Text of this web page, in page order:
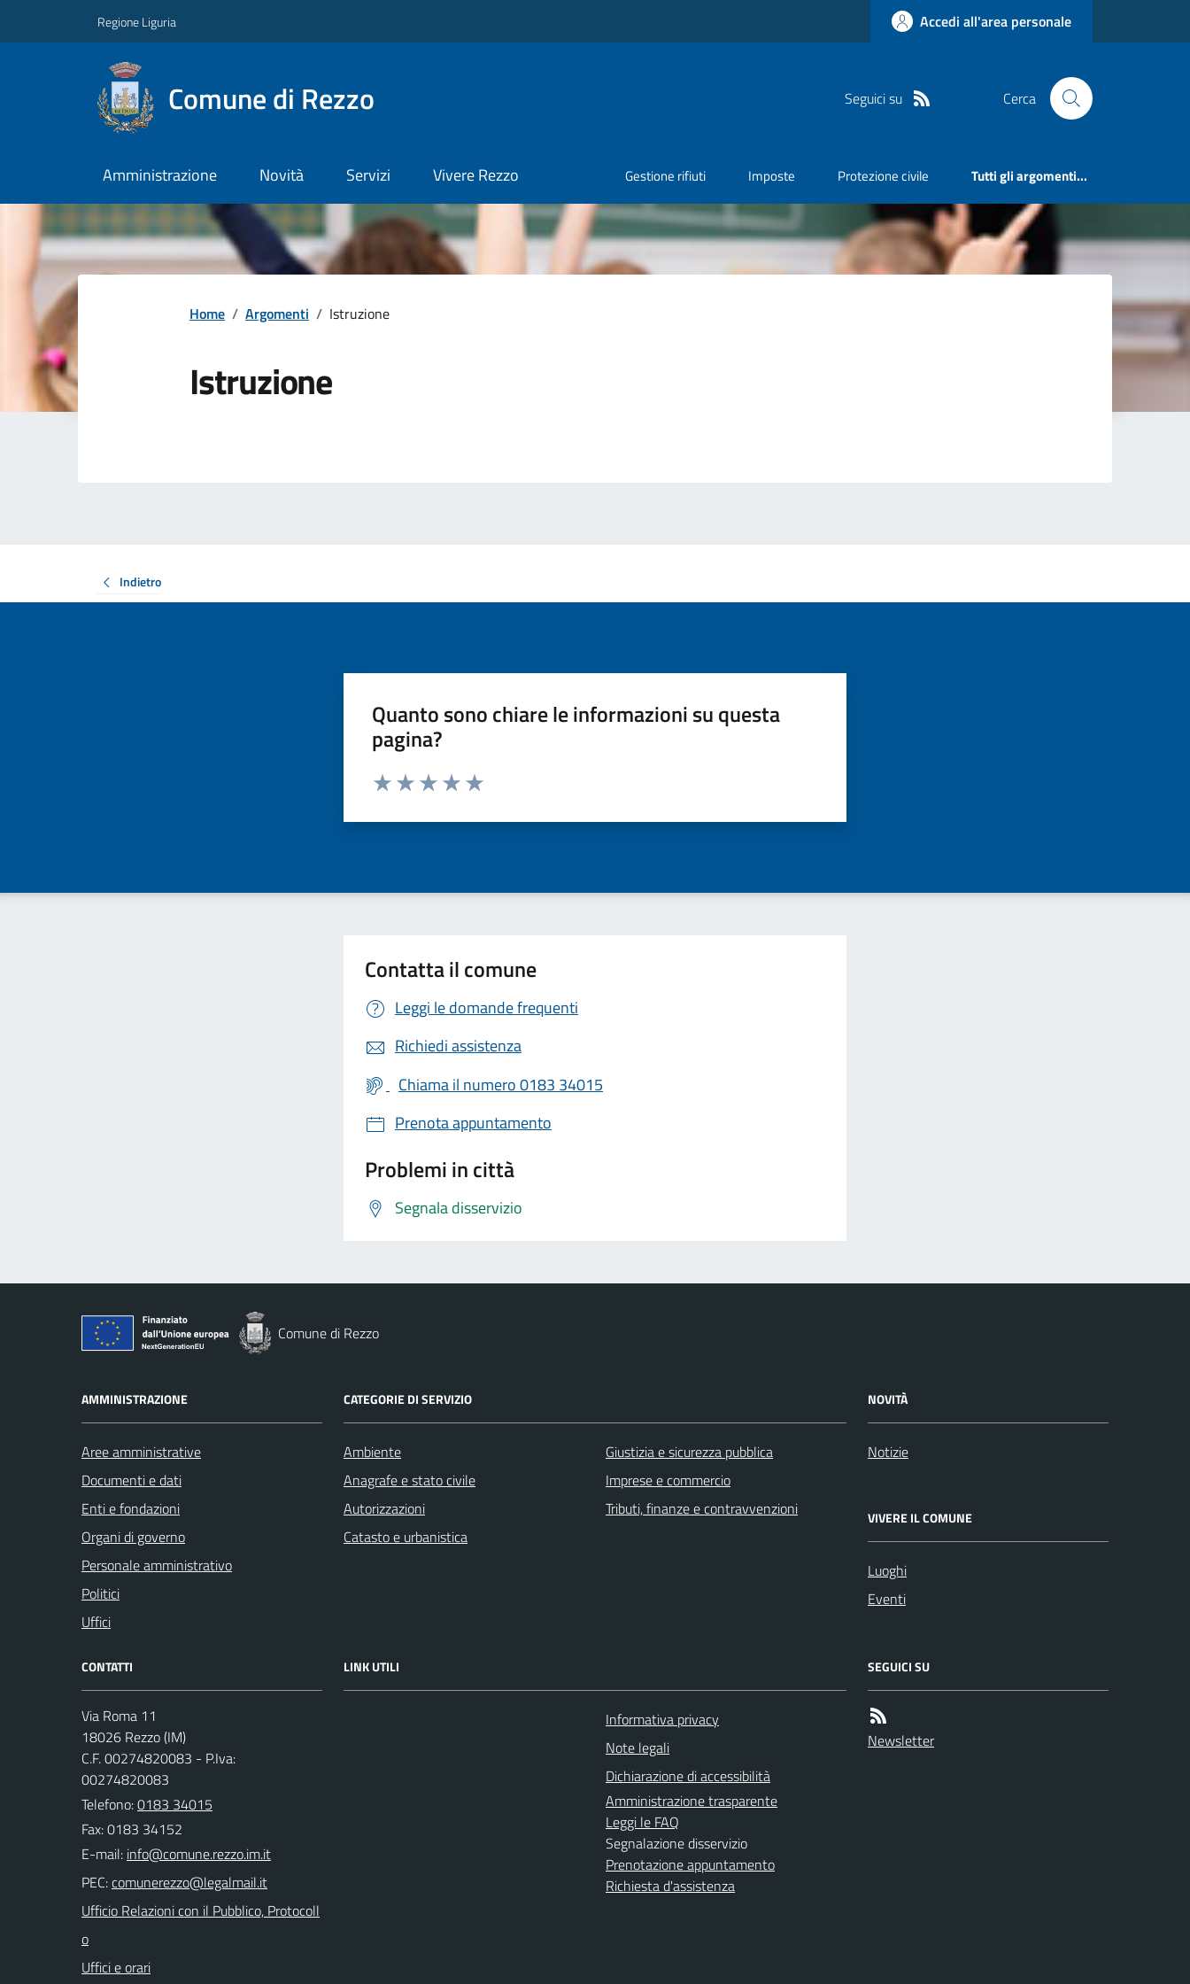
Regione Liguria Accedi all'area personale
Comune di Rezzo Seguici su Cerca
Amministrazione Novità Servizi Vivere Rezzo Gestione rifiuti Imposte Protezione civile Tutti gli argomenti...
Home / Argomenti / Istruzione
Istruzione
Indietro
Quanto sono chiare le informazioni su questa
pagina?
Valuta da 1 a 5 stelle la pagina
Contatta il comune
Leggi le domande frequenti
Richiedi assistenza
Chiama il numero 0183 34015
Prenota appuntamento
Problemi in città
Segnala disservizio
Comune di Rezzo
AMMINISTRAZIONE
Aree amministrative
Documenti e dati
Enti e fondazioni
Organi di governo
Personale amministrativo
Politici
Uffici
CATEGORIE DI SERVIZIO
Ambiente
Anagrafe e stato civile
Autorizzazioni
Catasto e urbanistica
Giustizia e sicurezza pubblica
Imprese e commercio
Tributi, finanze e contravvenzioni
NOVITÀ
Notizie
VIVERE IL COMUNE
Luoghi
Eventi
CONTATTI
Via Roma 11
18026 Rezzo (IM)
C.F. 00274820083 - P.Iva:
00274820083
Telefono:0183 34015
Fax: 0183 34152
E-mail:
PEC:
Ufficio Relazioni con il Pubblico, Protocoll
o
Uffici e orari
LINK UTILI
Informativa privacy
Note legali
Dichiarazione di accessibilità
Amministrazione trasparente
Leggi le FAQ
Segnalazione disservizio
Prenotazione appuntamento
Richiesta d'assistenza
SEGUICI SU
Newsletter